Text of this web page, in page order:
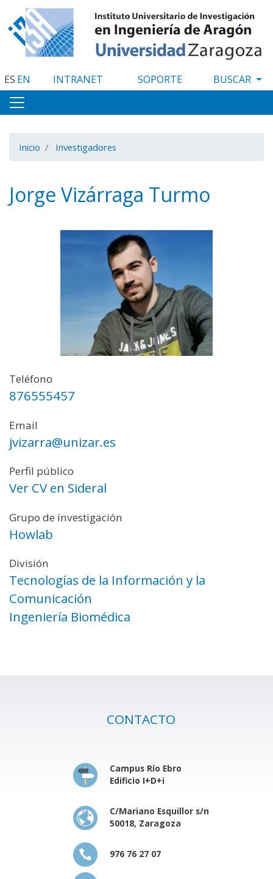
al
contenido
principal
ES EN INTRANET SOPORTE
Inicio Investigadores
Jorge Vizárraga Turmo
Teléfono
876555457
Email
jvizarra@unizar.es
Perfil público
Ver CV en Sideral
Grupo de investigación
Howlab
División
Tecnologías de la Información y la
Comunicación
Ingeniería Biomédica
CONTACTO
Campus Río Ebro
Edificio I+D+i
C/Mariano Esquillor s/n
50018, Zaragoza
976 76 27 07